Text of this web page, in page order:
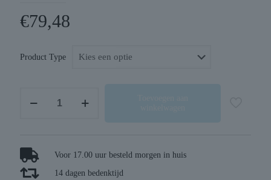
€79,48
Product Type
Voor 17.00 uur besteld morgen in huis
14 dagen bedenktijd